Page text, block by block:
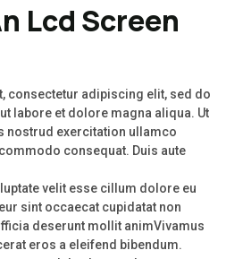
Lcd Screen
consectetur adipiscing elit, sed do
labore et dolore magna aliqua. Ut
nostrud exercitation ullamco
consequat. Duis aute
velit esse cillum dolore eu
sint occaecat cupidatat non
deserunt mollit animVivamus
eros a eleifend bibendum.